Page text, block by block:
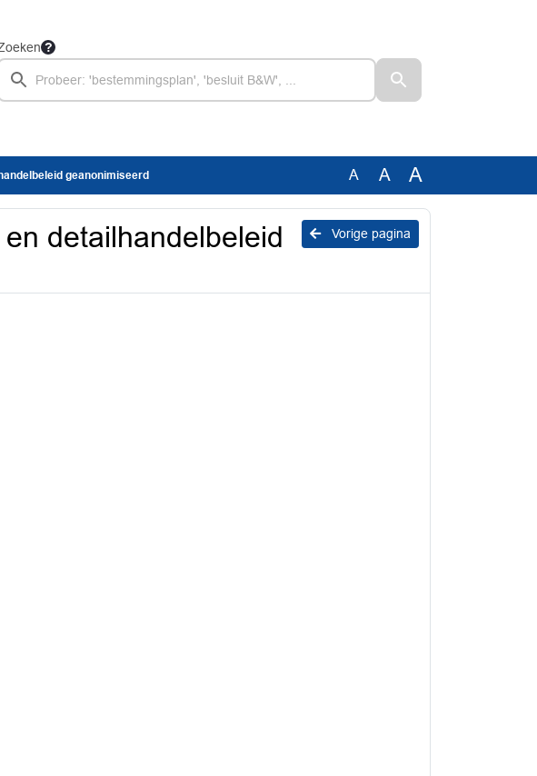
geanonimiseerd A A A
Vorige pagina
detailhandelbeleid